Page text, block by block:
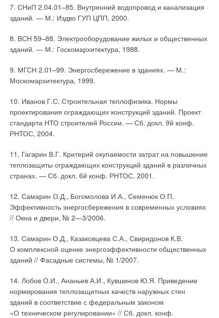
7. СНиП 2.04.01–85. Внутренний водопровод и канализация
зданий. — М.: Издво ГУП ЦПП, 2000.
8. ВСН 59–88. Электрооборудование жилых и общественных
зданий. — М.: Госкомархитектура, 1988.
9. МГСН 2.01–99. Энергосбережение в зданиях. — М.:
Москомархитектура, 1999.
10. Иванов Г.С. Строительная теплофизика. Нормы
проектирования ограждающих конструкций зданий. Проект
стандарта НТО строителей России. — Сб. докл. 9й конф.
РНТОС, 2004.
11. Гагарин В.Г. Критерий окупаемости затрат на повышение
теплозащиты ограждающих конструкций зданий в различных
странах. — Сб. докл. 6й конф. РНТОС, 2001.
12. Самарин О.Д., Богомолова И.А., Семенюк О.П.
Эффективность энергосбережения в современных условиях
// Окна и двери, № 2—3/2006.
13. Самарин О.Д., Казаковцева С.А., Свиридонов К.В.
О комплексной оценке энергоэффективности общественных
зданий // Фасадные системы, № 1/2007.
14. Лобов О.И., Ананьев А.И., Кувшинов Ю.Я. Приведение
нормирования теплозащитных качеств наружных стен
зданий в соответствие с федеральным законом
«О техническом регулировании» // Сб. докл. конф.